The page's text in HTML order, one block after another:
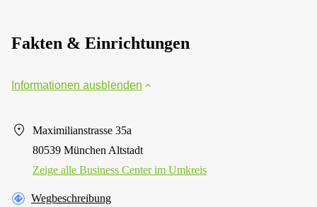
Fakten & Einrichtungen
Informationen ausblenden
Maximilianstrasse 35a
80539 München Altstadt
Zeige alle Business Center im Umkreis
Wegbeschreibung